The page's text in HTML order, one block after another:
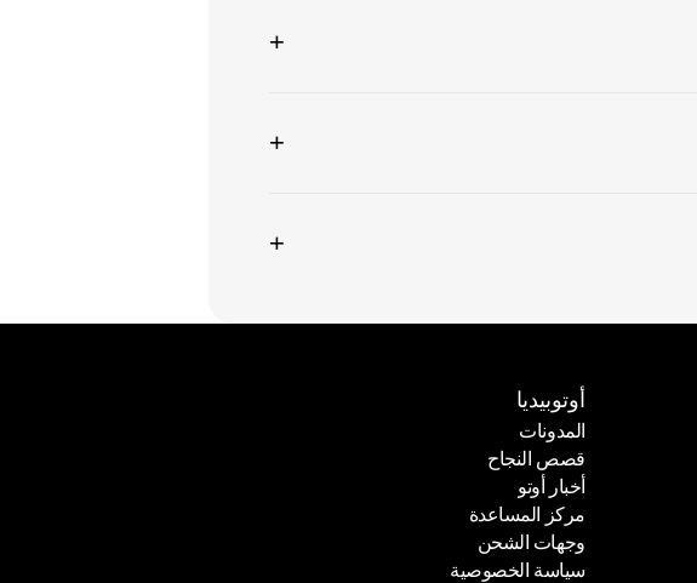
+
+
+
أوتوبيديا
المدونات
المدونات
قصص النجاح
قصص النجاح
أخبار أوتو
أخبار أوتو
مركز المساعدة
مركز المساعدة
وجهات الشحن
وجهات الشحن
سياسة الخصوصية